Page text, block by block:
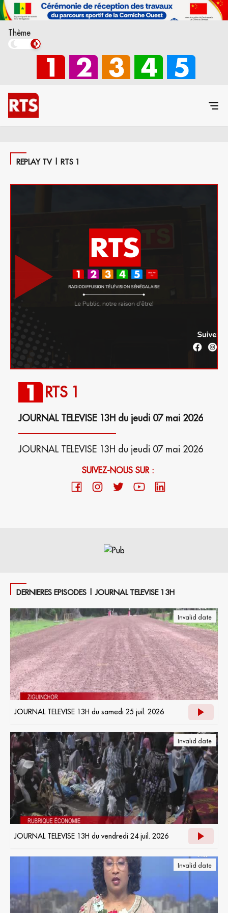
Thème
REPLAY TV | RTS 1
RTS 1
JOURNAL TELEVISE 13H du jeudi 07 mai 2026
JOURNAL TELEVISE 13H du jeudi 07 mai 2026
SUIVEZ-NOUS SUR :
DERNIERES EPISODES | JOURNAL TELEVISE 13H
Invalid date
JOURNAL TELEVISE 13H du samedi 25 juil. 2026
Invalid date
JOURNAL TELEVISE 13H du vendredi 24 juil. 2026
Invalid date